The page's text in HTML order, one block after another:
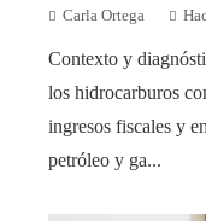
Carla Ortega
Contexto y
los hidrocarburos
ingresos fiscales y
petróleo y ga...